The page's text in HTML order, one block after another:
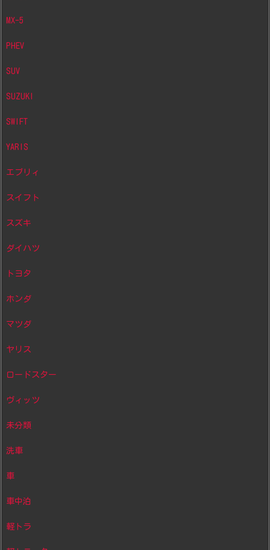
MX-5
PHEV
SUV
SUZUKI
SWIFT
YARIS
エブリィ
スイフト
スズキ
ダイハツ
トヨタ
ホンダ
マツダ
ヤリス
ロードスター
ヴィッツ
未分類
洗車
車
車中泊
軽トラ